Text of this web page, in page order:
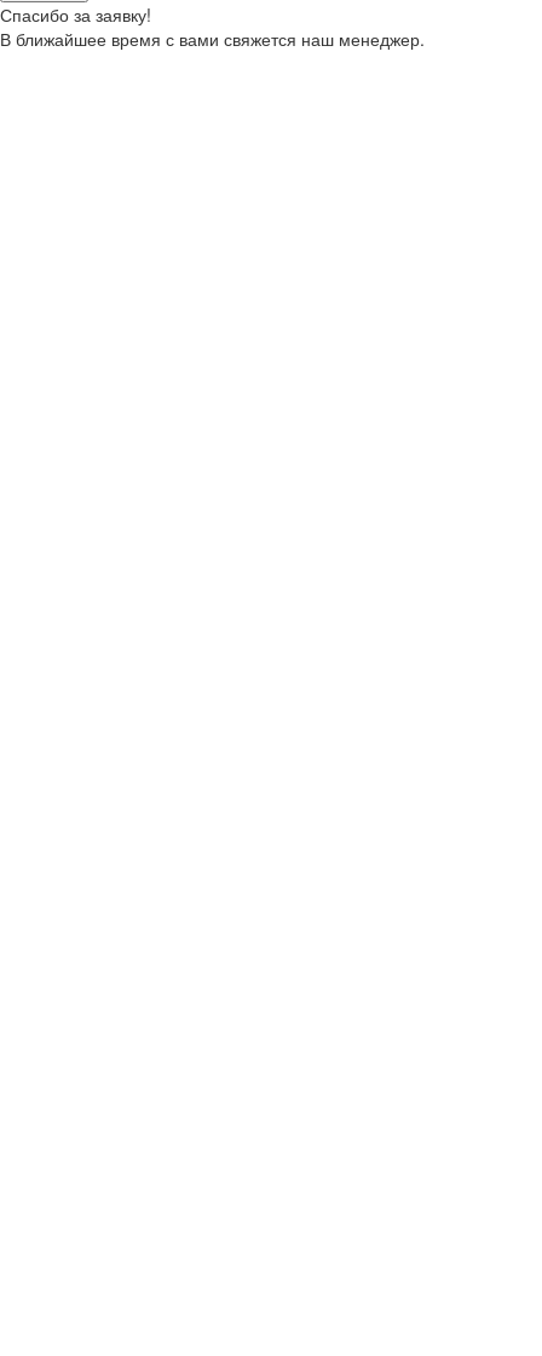
Спасибо за заявку!
В ближайшее время с вами свяжется наш менеджер.